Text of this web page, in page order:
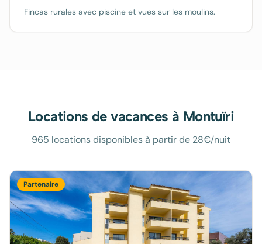
Fincas rurales avec piscine et vues sur les moulins.
Locations de vacances à Montuïri
965 locations disponibles à partir de 28€/nuit
Partenaire